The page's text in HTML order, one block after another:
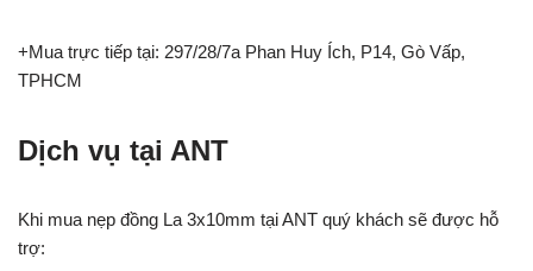
+Mua trực tiếp tại: 297/28/7a Phan Huy Ích, P14, Gò Vấp,
TPHCM
Dịch vụ tại ANT
Khi mua nẹp đồng La 3x10mm tại ANT quý khách sẽ được hỗ
trợ: